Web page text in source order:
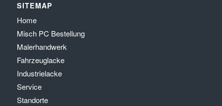
SITEMAP
Home
Misch PC Bestellung
Malerhandwerk
Fahrzeuglacke
Industrielacke
Service
Standorte